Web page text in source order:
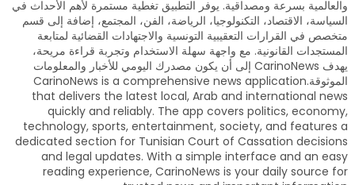
والعالمية بسرعة ومصداقية. يوفر التطبيق تغطية مستمرة لأهم الأحداث في
السياسة، الاقتصاد، التكنولوجيا، الرياضة، الفن، المجتمع، إضافة إلى قسم
متخصص في القرارات التعقيبية التونسية والاجتهادات القضائية لمتابعة
المستجدات القانونية. مع واجهة سهلة الاستخدام وتجربة قراءة مريحة،
يهدف CarinoNews إلى أن يكون مصدرك اليومي للأخبار والمعلومات
الموثوقة.CarinoNews is a comprehensive news application
that delivers the latest local, Arab and international news
quickly and reliably. The app covers politics, economy,
technology, sports, entertainment, society, and features a
dedicated section for Tunisian Court of Cassation decisions
and legal updates. With a simple interface and an easy
reading experience, CarinoNews is your daily source for